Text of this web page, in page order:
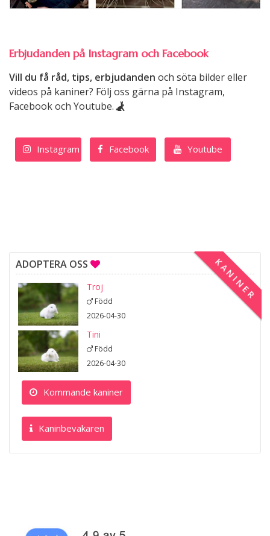
Erbjudanden på Instagram och Facebook
Vill du få råd, tips, erbjudanden och söta bilder eller
videos på kaniner? Följ oss gärna på Instagram,
Facebook och Youtube.
Instagram Facebook Youtube
KANINER
ADOPTERA OSS
Troj
Född
2026-04-30
Tini
Född
2026-04-30
Kommande kaniner
Kaninbevakaren